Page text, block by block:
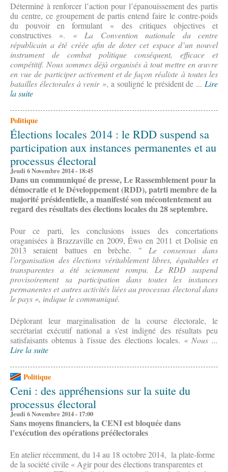
Déterminé à renforcer l’action pour l’épanouissement des partis
du centre, ce groupement de partis entend faire le contre-poids
du pouvoir en formulant « des critiques objectives et
constructives ». « La Convention nationale du centre
républicain a été créée afin de doter cet espace d’un nouvel
instrument de combat politique conséquent, efficace et
compétitif. Nous sommes déjà organisés à tout mettre en œuvre
en vue de participer activement et de façon réaliste à toutes les
batailles électorales à venir », a souligné le président de ... Lire
la suite
Politique
Élections locales 2014 : le RDD suspend sa
participation aux instances permanentes et au
processus électoral
Jeudi 6 Novembre 2014 - 18:45
Dans un communiqué de presse, Le Rassemblement pour la
démocratie et le Développement (RDD), patrti membre de la
majorité présidentielle, a manifesté son mécontentement au
regard des résultats des élections locales du 28 septembre.
Pour ce parti, les conclusions issues des concertations
oraganisées à Brazzaville en 2009, Éwo en 2011 et Dolisie en
2013 seraient battues en brèche.
" Le consensus dans
l’organisation des élections véritablement libres, équitables et
transparentes a été sciemment rompu. Le RDD suspend
provisoirement sa participation dans toutes les instances
permanentes et autres activités liées au processus électoral dans
le pays », indique le communiqué.
Déplorant leur marginalisation de la course électorale, le
secrétariat exécutif national a s'est indigné des résultats peu
satisfaisants obtenus à l'issue des élections locales. « Nous ...
Lire la suite
Politique
Ceni : des appréhensions sur la suite du
processus électoral
Jeudi 6 Novembre 2014 - 17:00
Sans moyens financiers, la CENI est bloquée dans
l’exécution des opérations préélectorales
En atelier récemment, du 14 au 18 octobre 2014, la plate-forme
de la société civile « Agir pour des élections transparentes et